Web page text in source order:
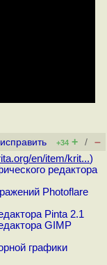
исправить +34 + / –
en/item/krit...)
редактора
Photoflare
Pinta 2.1
GIMP
графики